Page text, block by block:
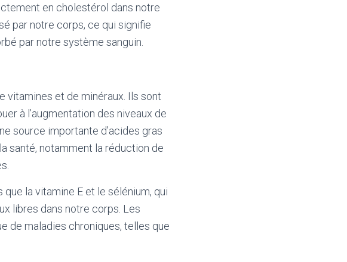
en cholestérol dans notre
par notre corps, ce qui signifie
par notre système sanguin.
vitamines et de minéraux. Ils sont
à l’augmentation des niveaux de
source importante d’acides gras
santé, notamment la réduction de
la vitamine E et le sélénium, qui
libres dans notre corps. Les
de maladies chroniques, telles que